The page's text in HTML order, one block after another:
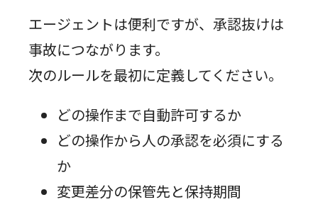
エージェントは便利ですが、承認抜けは
事故につながります。
次のルールを最初に定義してください。
どの操作まで自動許可するか
どの操作から人の承認を必須にする
か
変更差分の保管先と保持期間